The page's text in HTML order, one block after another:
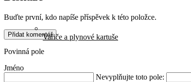
Vařiče a plynové kartuše
Buďte první, kdo napíše příspěvek k této položce.
Přidat komentář
Povinná pole
Jméno
Nevyplňujte toto pole: